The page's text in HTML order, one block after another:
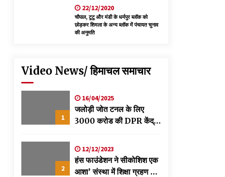
22/12/2020
चौपाल, टूटू और मंडी के धर्मपुर ब्लॉक को
छोड़कर शिमला के अन्य ब्लॉक में पंचायत चुनाव
की अनुमति
Video News/ हिमाचल समाचार
1
16/04/2025
जलोड़ी जोत टनल के लिए
3000 करोड की DPR केंद्र
विक्रमादित्य
2
12/12/2023
हंस फाउंडेशन ने सीकोशिश एक
आशा’ संस्था में शिक्षा ग्रहण कर